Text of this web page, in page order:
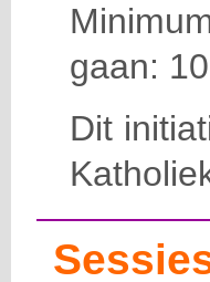
gaan: 10
Dit